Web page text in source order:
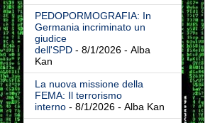
PEDOPORMOGRAFIA: In
Germania incriminato un
giudice
dell'SPD- 8/1/2026- Alba
Kan
La nuova missione della
FEMA: Il terrorismo
interno- 8/1/2026- Alba Kan